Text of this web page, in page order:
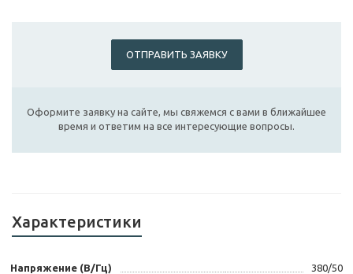
ОТПРАВИТЬ ЗАЯВКУ
Оформите заявку на сайте, мы свяжемся с вами в ближайшее
время и ответим на все интересующие вопросы.
Характеристики
Напряжение (В/Гц) 380/50